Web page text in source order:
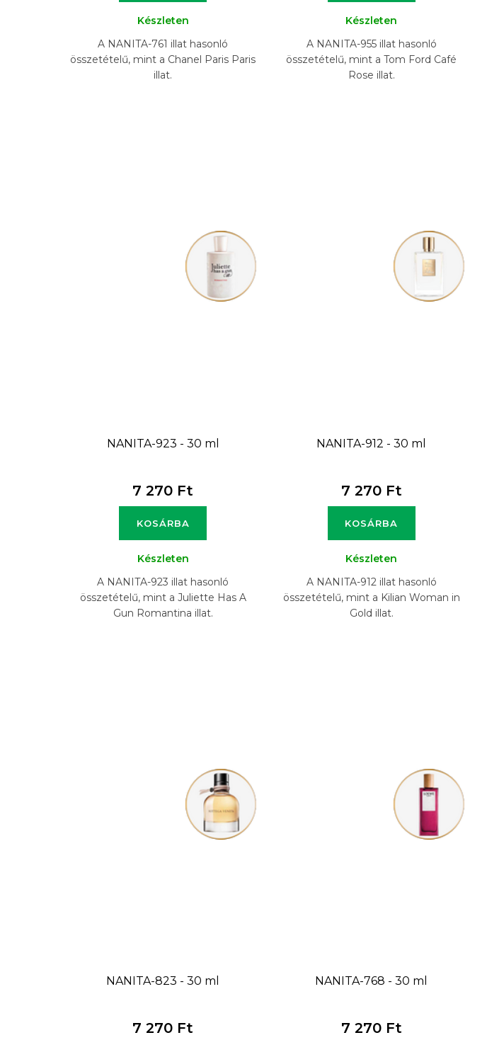
Készleten
A NANITA-761 illat hasonló
összetételű, mint a Chanel Paris Paris
illat.
Készleten
A NANITA-955 illat hasonló
összetételű, mint a Tom Ford Café
Rose illat.
NANITA-923 - 30 ml
7 270 Ft
KOSÁRBA
Készleten
A NANITA-923 illat hasonló
összetételű, mint a Juliette Has A
Gun Romantina illat.
NANITA-912 - 30 ml
7 270 Ft
KOSÁRBA
Készleten
A NANITA-912 illat hasonló
összetételű, mint a Kilian Woman in
Gold illat.
NANITA-823 - 30 ml
7 270 Ft
NANITA-768 - 30 ml
7 270 Ft